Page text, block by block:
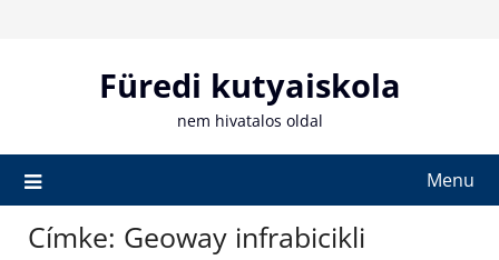
Füredi kutyaiskola
nem hivatalos oldal
Menu
Címke: Geoway infrabicikli